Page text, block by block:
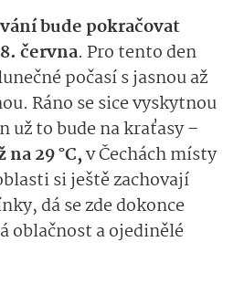
bude pokračovat
června. Pro tento den
počasí s jasnou až
Ráno se sice vyskytnou
už to bude na kraťasy –
na 29 °C,v Čechách místy
si ještě zachovají
dá se zde dokonce
oblačnost a ojedinělé